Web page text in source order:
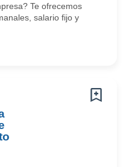
Te ofrecemos
salario fijo y